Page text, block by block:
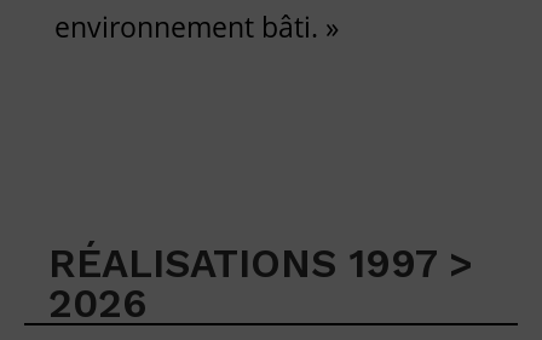
environnement bâti. »
RÉALISATIONS 1997 >
2026